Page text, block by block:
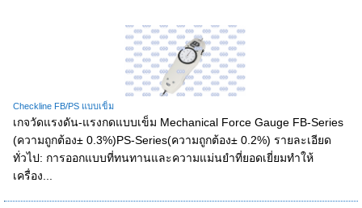
Checkline FB/PS แบบเข็ม
เกจวัดแรงดัน-แรงกดแบบเข็ม Mechanical Force Gauge FB-Series
(ความถูกต้อง± 0.3%)PS-Series(ความถูกต้อง± 0.2%) รายละเอียด
ทั่วไป: การออกแบบที่ทนทานและความแม่นยำที่ยอดเยี่ยมทำให้
เครื่อง...